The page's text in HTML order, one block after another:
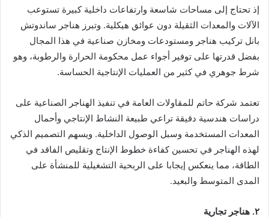
إذ تحتاج إلى مساحات شاسعة وارتفاعات داخلية كبيرة تستوعب
الآلات والمعدات الثقيلة دون عوائق هيكلية. وتبرز هناجر ساندوتش
بانل تركيب هناجر ومستودعات ومخازن صناعية في هذا المجال
بفضل قدرتها على توفير أجواء عمل محكومة الحرارة والرطوبة، وهو
شرط جوهري في كثير من العمليات الإنتاجية الحساسة.
تعتمد شركة حاتم للمقاولات العامة في تنفيذ الهناجر الصناعية على
دراسات هندسية دقيقة تراعي طبيعة النشاط الإنتاجي وأحمال
المعدات المستخدمة وسبل الوصول الداخلية. ويسهم التصميم الذكي
لهذه الهناجر في تحسين كفاءة خطوط الإنتاج وتقليص الفاقد في
الطاقة، مما ينعكس إيجابا على الربحية التشغيلية للمنشأة على
المدى المتوسط والبعيد.
٢. هناجر تجارية